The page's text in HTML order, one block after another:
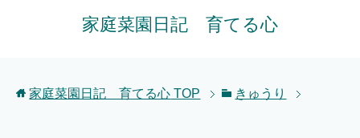
家庭菜園日記 育てる心
家庭菜園日記 育てる心 TOP きゅうり